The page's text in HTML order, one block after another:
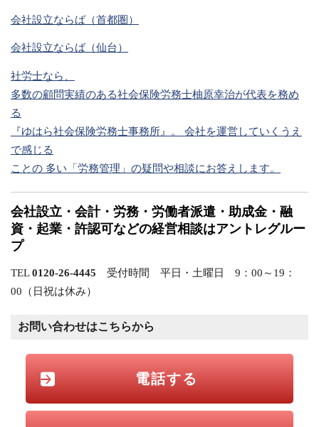
会社設立ならば（首都圏）
会社設立ならば（仙台）
社労士なら、
多数の顧問実績のある社会保険労務士柚原幸治が代表を務め
る
『ゆはら社会保険労務士事務所』。 会社を運営していくうえ
で感じる
ことの 多い「労務管理」の疑問や相談にお答えします。
会社設立・会計・労務・労働者派遣・助成金・融
資・起業・許認可などの経営相談はアントレグルー
プ
TEL0120-26-4445 受付時間 平日・土曜日 9：00～19：
00（日祝は休み）
お問い合わせはこちらから
電話する